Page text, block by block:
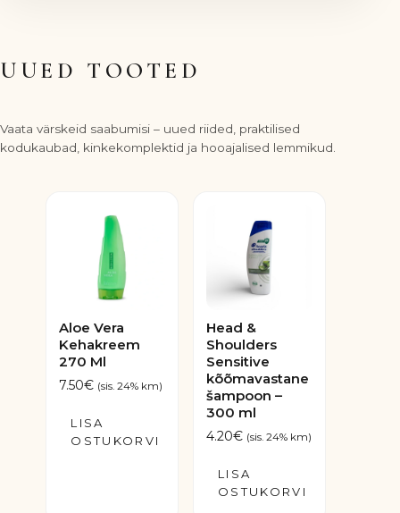
UUED TOOTED
Vaata värskeid saabumisi – uued riided, praktilised
kodukaubad, kinkekomplektid ja hooajalised lemmikud.
Aloe Vera
Kehakreem
270 Ml
7.50€ (sis. 24% km)
LISA
OSTUKORVI
Head &
Shoulders
Sensitive
kõõmavastane
šampoon –
300 ml
4.20€ (sis. 24% km)
LISA
OSTUKORVI